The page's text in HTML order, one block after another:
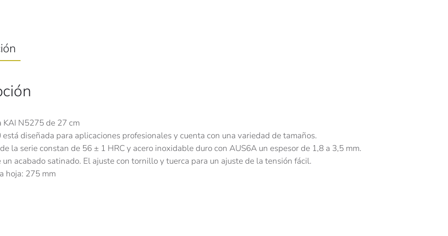
KAI N5275 de 27 cm
está diseñada para aplicaciones profesionales y cuenta con una variedad de tamaños.
la serie constan de 56 ± 1 HRC y acero inoxidable duro con AUS6A un espesor de 1,8 a 3,5 mm.
un acabado satinado. El ajuste con tornillo y tuerca para un ajuste de la tensión fácil.
hoja: 275 mm